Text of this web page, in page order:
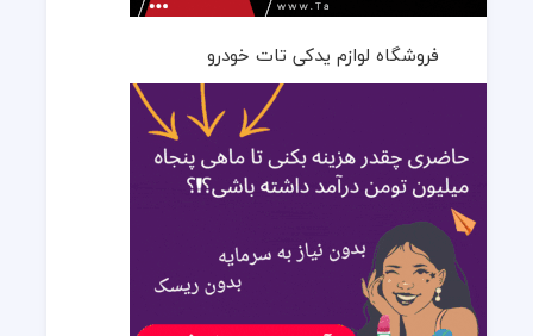
فروشگاه لوازم یدکی تات خودرو